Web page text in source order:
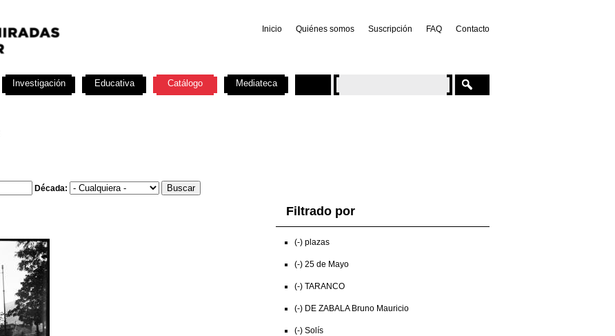
Inicio Quiénes somos Suscripción FAQ Contacto
Década:
Filtrado por
(-) plazas
(-) 25 de Mayo
(-) TARANCO
(-) DE ZABALA Bruno Mauricio
(-) Solís
Investigación Educativa Catálogo Mediateca